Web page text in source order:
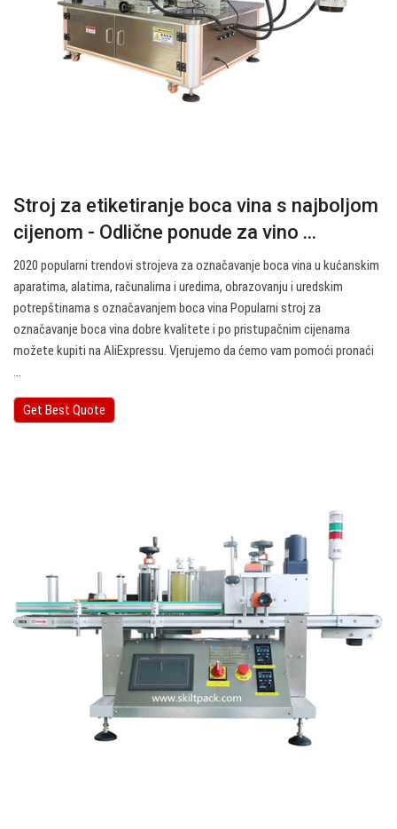
Stroj za etiketiranje boca vina s najboljom
cijenom - Odlične ponude za vino ...
2020 popularni trendovi strojeva za označavanje boca vina u kućanskim
aparatima, alatima, računalima i uredima, obrazovanju i uredskim
potrepštinama s označavanjem boca vina Popularni stroj za
označavanje boca vina dobre kvalitete i po pristupačnim cijenama
možete kupiti na AliExpressu. Vjerujemo da ćemo vam pomoći pronaći
...
Get Best Quote